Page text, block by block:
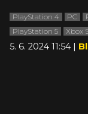
PlayStation 4 PC
PlayStation 5
Xbox
5. 6. 2024 11:54 |